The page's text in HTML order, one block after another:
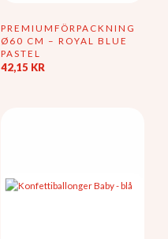
PREMIUMFÖRPACKNING
Ø60 CM – ROYAL BLUE
PASTEL
42,15 KR